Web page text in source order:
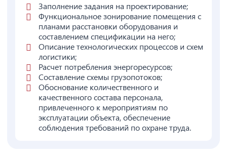
Заполнение задания на проектирование;
Функциональное зонирование помещения с
планами расстановки оборудования и
составлением спецификации на него;
Описание технологических процессов и схем
логистики;
Расчет потребления энергоресурсов;
Составление схемы грузопотоков;
Обоснование количественного и
качественного состава персонала,
привлеченного к мероприятиям по
эксплуатации объекта, обеспечение
соблюдения требований по охране труда.